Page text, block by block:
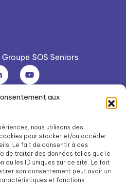
aux
nous utilisons des
pour stocker et/ou accéder
Le fait de consentir à ces
de traiter des données telles que le
ou les ID uniques sur ce site. Le fait
son consentement peut avoir un
et fonctions.
SOS Seniors
une association du Groupe SOS
du Groupe SOS